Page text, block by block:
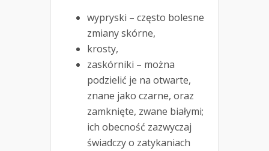
wypryski – często bolesne
zmiany skórne,
krosty,
zaskórniki – można
podzielić je na otwarte,
znane jako czarne, oraz
zamknięte, zwane białymi;
ich obecność zazwyczaj
świadczy o zatykaniach